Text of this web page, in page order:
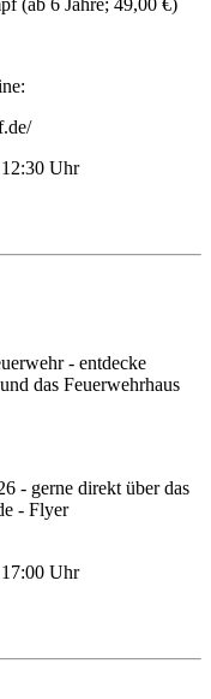
(ab 6 Jahre; 49,00 €)
Uhr
- entdecke
das Feuerwehrhaus
- gerne direkt über das
- Flyer
Uhr